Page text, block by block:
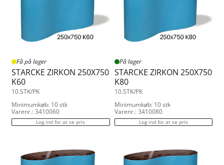
Få på lager
STARCKE ZIRKON 250X750
K60
10.STK/PK
Minimumkøb: 10 stk
Varenr.: 3410060
Log ind for at se pris
På lager
STARCKE ZIRKON 250X750
K80
10.STK/PK
Minimumkøb: 10 stk
Varenr.: 3410080
Log ind for at se pris